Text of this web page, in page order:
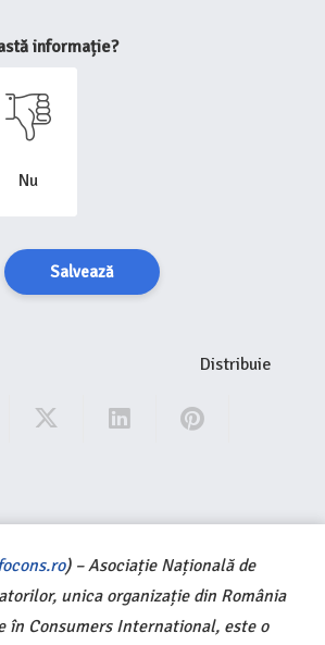
informație?
Nu
Salvează
Distribuie
) – Asociație Națională de
unica organizație din România
în Consumers International, este o